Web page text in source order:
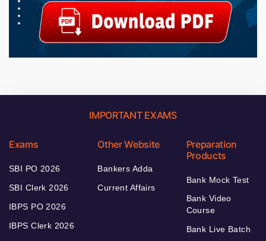
IMPORTANT EXAMS
Exams
SBI PO 2026
SBI Clerk 2026
IBPS PO 2026
IBPS Clerk 2026
Other Website
Bankers Adda
Current Affairs
Preparation
Products
Bank Mock Test
Bank Video
Course
Bank Live Batch